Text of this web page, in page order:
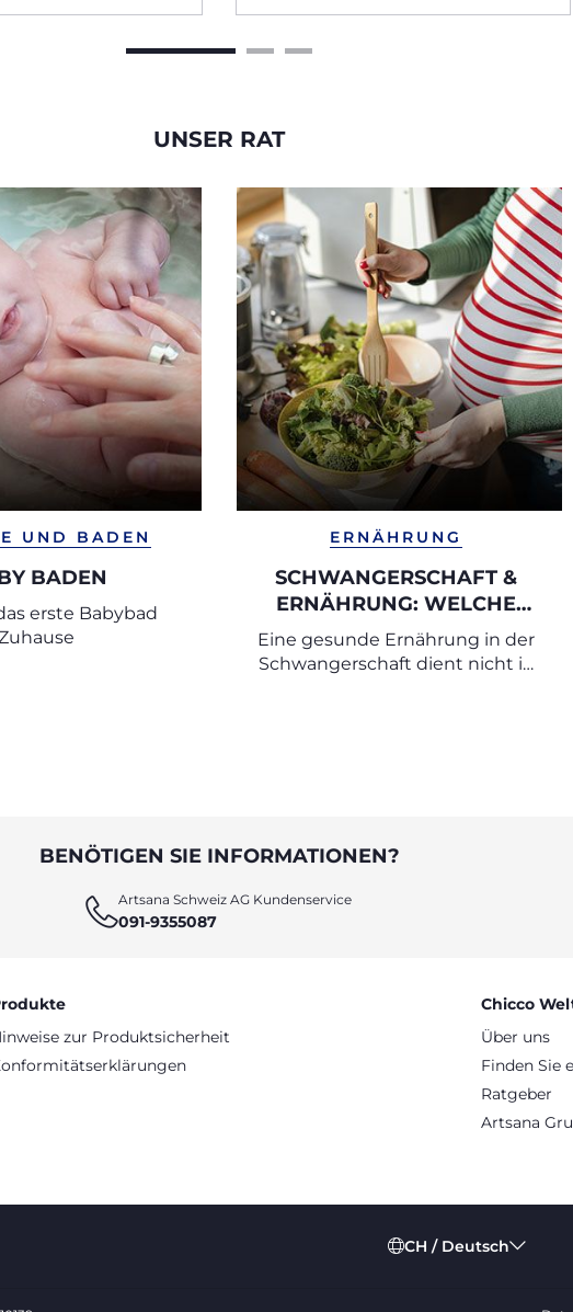
UNSER RAT
UND BADEN
BADEN
erste Babybad
ERNÄHRUNG
SCHWANGERSCHAFT &
ERNÄHRUNG: WELCHE
LEBENSMITTEL SIND
EMPFEHLENSWERT UND
Eine gesunde Ernährung in der
Schwangerschaft dient nicht in
BENÖTIGEN SIE INFORMATIONEN?
Artsana Schweiz AG Kundenservice
091-9355087
zur Produktsicherheit
Chicco
Über uns
Finden Sie
Ratgeber
Artsana
CH / Deutsch